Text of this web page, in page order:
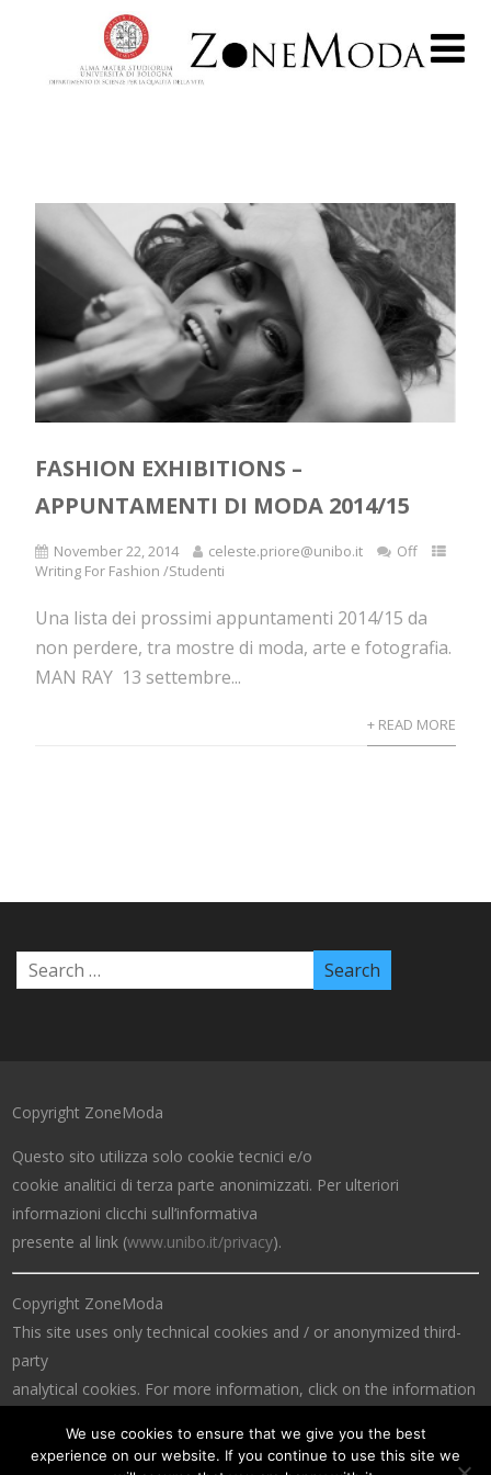
FASHION EXHIBITIONS –
APPUNTAMENTI DI MODA 2014/15
November 22, 2014 celeste.priore@unibo.it
Off
Writing For Fashion /Studenti
Una lista dei prossimi appuntamenti 2014/15 da
non perdere, tra mostre di moda, arte e fotografia.
MAN RAY 13 settembre...
+ READ MORE
Copyright ZoneModa
Questo sito utilizza solo cookie tecnici e/o
cookie analitici di terza parte anonimizzati. Per ulteriori
informazioni clicchi sull’informativa
presente al link (www.unibo.it/privacy).
Copyright ZoneModa
This site uses only technical cookies and / or anonymized third-
party
analytical cookies. For more information, click on the information
We use cookies to ensure that we give you the best
experience on our website. If you continue to use this site we